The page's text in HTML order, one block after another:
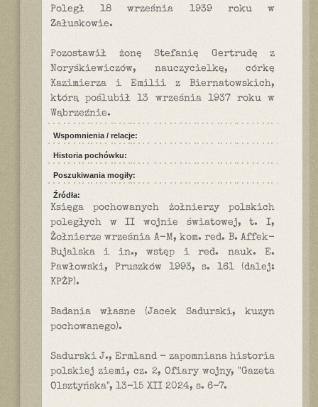
Poległ 18 września 1939 roku w
Załuskowie.
Pozostawił żonę Stefanię Gertrudę z
Noryśkiewiczów, nauczycielkę, córkę
Kazimierza i Emilii z Biernatowskich,
którą poślubił 13 września 1937 roku w
Wąbrzeźnie.
Wspomnienia / relacje:
Historia pochówku:
Poszukiwania mogiły:
Źródła:
Księga pochowanych żołnierzy polskich
poległych w II wojnie światowej, t. I,
Żołnierze września A-M, kom. red. B. Affek-
Bujalska i in., wstęp i red. nauk. E.
Pawłowski, Pruszków 1993, s. 161 (dalej:
KPŻP).
Badania własne (Jacek Sadurski, kuzyn
pochowanego).
Sadurski J., Ermland - zapomniana historia
polskiej ziemi, cz. 2, Ofiary wojny, "Gazeta
Olsztyńska", 13-15 XII 2024, s. 6-7.